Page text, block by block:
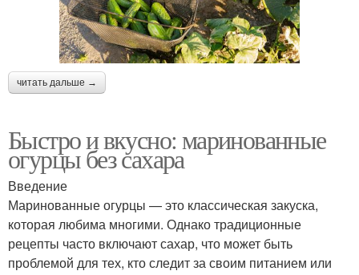
читать дальше →
Быстро и вкусно: маринованные
огурцы без сахара
Введение
Маринованные огурцы — это классическая закуска,
которая любима многими. Однако традиционные
рецепты часто включают сахар, что может быть
проблемой для тех, кто следит за своим питанием или